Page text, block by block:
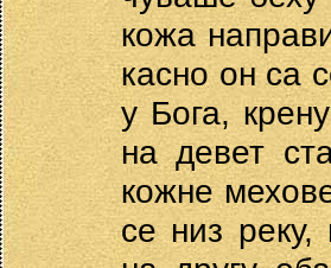
кожа
касно он са
у Бога,
на девет
кожне
се низ